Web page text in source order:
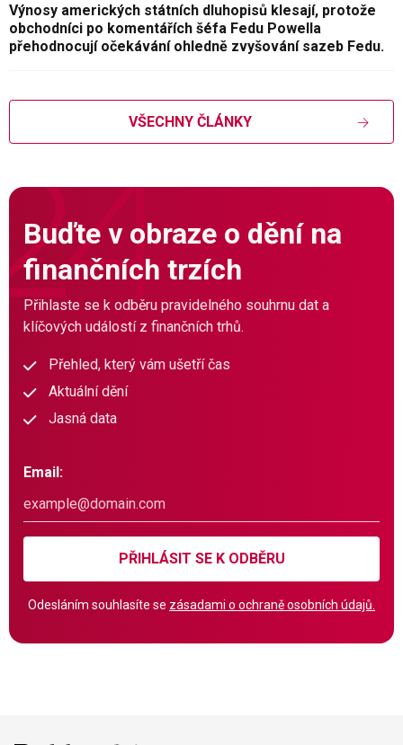
Výnosy amerických státních dluhopisů klesají, protože
obchodníci po komentářích šéfa Fedu Powella
přehodnocují očekávání ohledně zvyšování sazeb Fedu.
VŠECHNY ČLÁNKY
Buďte v obraze o dění na
finančních trzích
Přihlaste se k odběru pravidelného souhrnu dat a
klíčových událostí z finančních trhů.
Přehled, který vám ušetří čas
Aktuální dění
Jasná data
Email:
PŘIHLÁSIT SE K ODBĚRU
Odesláním souhlasíte se zásadami o ochraně osobních údajů.